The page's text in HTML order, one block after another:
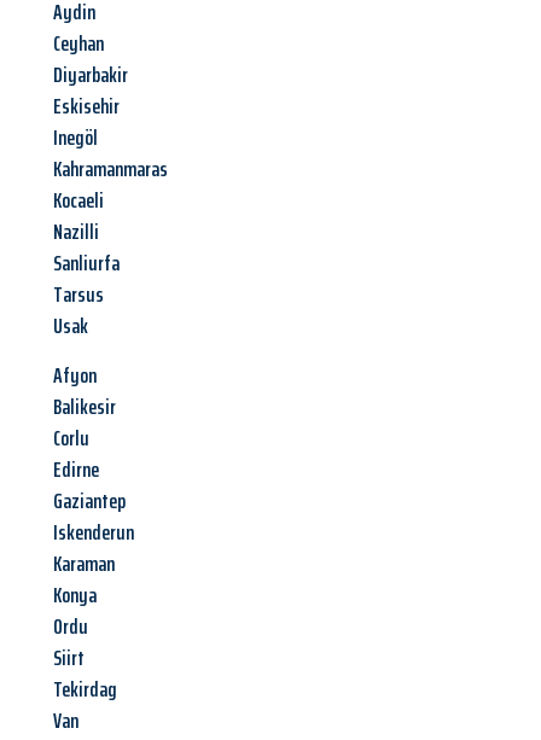
Aydin
Ceyhan
Diyarbakir
Eskisehir
Inegöl
Kahramanmaras
Kocaeli
Nazilli
Sanliurfa
Tarsus
Usak
Afyon
Balikesir
Corlu
Edirne
Gaziantep
Iskenderun
Karaman
Konya
Ordu
Siirt
Tekirdag
Van